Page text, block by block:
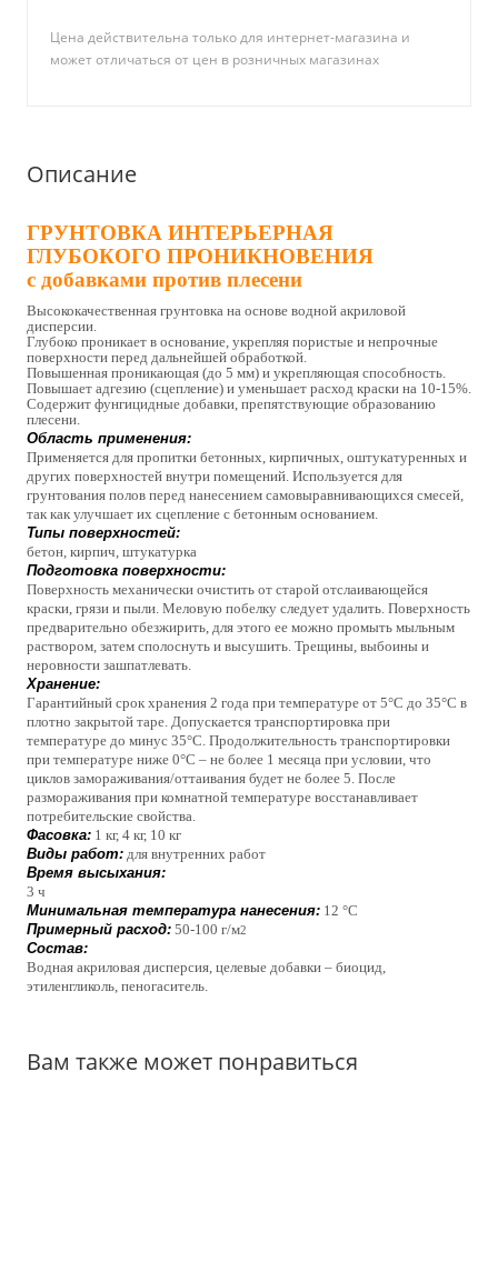
Цена действительна только для интернет-магазина и
может отличаться от цен в розничных магазинах
Описание
ГРУНТОВКА ИНТЕРЬЕРНАЯ
ГЛУБОКОГО ПРОНИКНОВЕНИЯ
с добавками против плесени
Высококачественная грунтовка на основе водной акриловой
дисперсии.
Глубоко проникает в основание, укрепляя пористые и непрочные
поверхности перед дальнейшей обработкой.
Повышенная проникающая (до 5 мм) и укрепляющая способность.
Повышает адгезию (сцепление) и уменьшает расход краски на 10-15%.
Содержит фунгицидные добавки, препятствующие образованию
плесени.
Область применения:
Применяется для пропитки бетонных, кирпичных, оштукатуренных и
других поверхностей внутри помещений. Используется для
грунтования полов перед нанесением самовыравнивающихся смесей,
так как улучшает их сцепление с бетонным основанием.
Типы поверхностей:
бетон, кирпич, штукатурка
Подготовка поверхности:
Поверхность механически очистить от старой отслаивающейся
краски, грязи и пыли. Меловую побелку следует удалить. Поверхность
предварительно обезжирить, для этого ее можно промыть мыльным
раствором, затем сполоснуть и высушить. Трещины, выбоины и
неровности зашпатлевать.
Хранение:
Гарантийный срок хранения 2 года при температуре от 5°С до 35°С в
плотно закрытой таре. Допускается транспортировка при
температуре до минус 35°С. Продолжительность транспортировки
при температуре ниже 0°С – не более 1 месяца при условии, что
циклов замораживания/оттаивания будет не более 5. После
размораживания при комнатной температуре восстанавливает
потребительские свойства.
Фасовка: 1 кг, 4 кг, 10 кг
Виды работ: для внутренних работ
Время высыхания:
3 ч
Минимальная температура нанесения: 12 °C
Примерный расход: 50-100 г/м2
Состав:
Водная акриловая дисперсия, целевые добавки – биоцид,
этиленгликоль, пеногаситель.
Вам также может понравиться